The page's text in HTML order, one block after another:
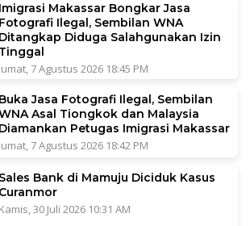
Imigrasi Makassar Bongkar Jasa
Fotografi Ilegal, Sembilan WNA
Ditangkap Diduga Salahgunakan Izin
Tinggal
Jumat, 7 Agustus 2026 18:45 PM
Buka Jasa Fotografi Ilegal, Sembilan
Asal Tiongkok dan Malaysia
Diamankan Petugas Imigrasi Makassar
Jumat, 7 Agustus 2026 18:42 PM
Sales Bank di Mamuju Diciduk Kasus
Curanmor
Kamis, 30 Juli 2026 10:31 AM